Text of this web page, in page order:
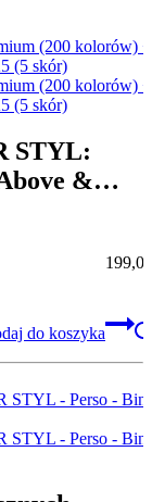
STYL:
&
do koszyka